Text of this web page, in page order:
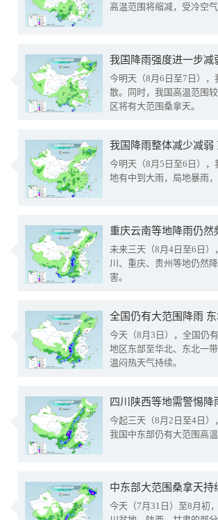
高温范围将缩减，受冷空
今明天（8月6日至7日）
散。同时，我国高温范围
区将有大范围桑拿天。
我国降雨整体减少减弱
今明天（8月5日至6日）
地有中到大雨，局地暴雨
重庆云南等地降雨仍然
未来三天（8月4日至6日
川、重庆、贵州等地仍然
害。
全国仍有大范围降雨
今天（8月3日），全国仍
地区东部至华北、东北一
温闷热天气持续。
今起三天（8月2日至4日
我国中东部仍有大范围高
中东部大范围桑拿天
今天（7月31日）至8月初